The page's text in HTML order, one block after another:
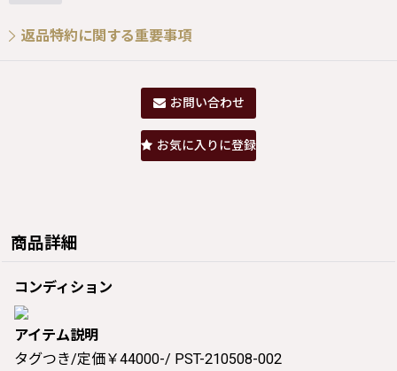
返品特約に関する重要事項
お問い合わせ
お気に入りに登録
商品詳細
コンディション
アイテム説明
タグつき/定価￥44000-/ PST-210508-002